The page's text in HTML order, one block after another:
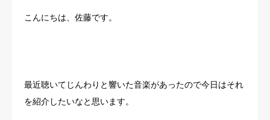
こんにちは、佐藤です。
最近聴いてじんわりと響いた音楽があったので今日はそれ
を紹介したいなと思います。